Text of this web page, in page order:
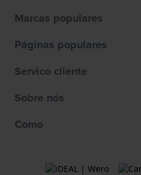
Marcas populares
Páginas populares
Servico cliente
Sobre nós
Como